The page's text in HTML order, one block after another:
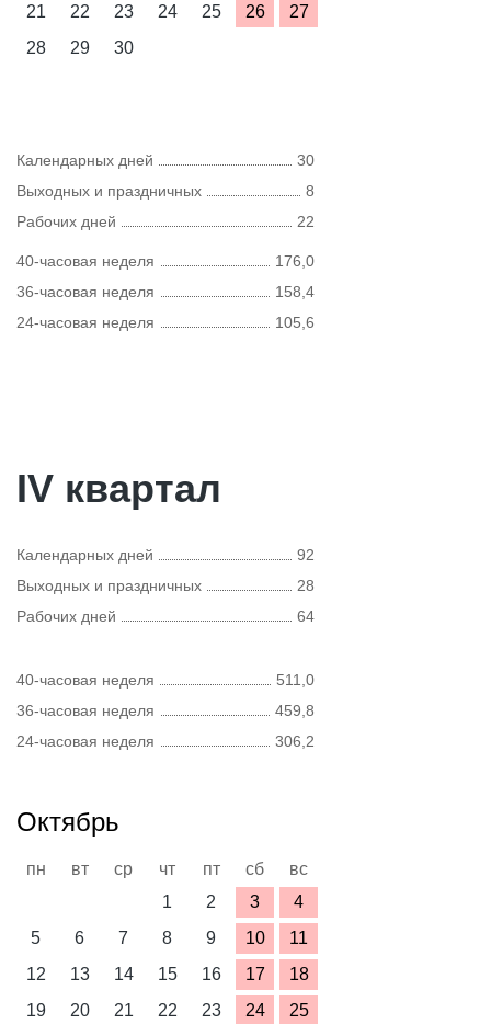
21
22 23 24 25 26
27
28
29 30
Календарных дней
30
Выходных и праздничных
8
Рабочих дней
22
40-часовая неделя
176,0
36-часовая неделя
158,4
24-часовая неделя
105,6
IV квартал
Календарных дней
92
Выходных и праздничных
28
Рабочих дней
64
40-часовая неделя
511,0
36-часовая неделя
459,8
24-часовая неделя
306,2
Октябрь
пн вт ср чт пт сб
вс
1
2 3
4
5
6 7 8 9 10
11
12
13 14 15 16 17
18
19
20 21 22 23 24
25